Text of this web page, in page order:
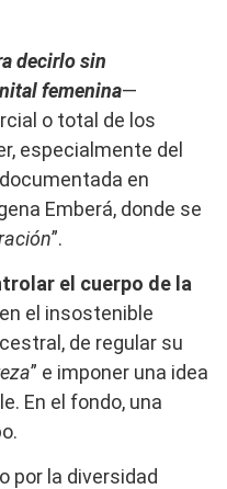
decirlo sin
femenina—
o total de los
especialmente del
en
Emberá, donde se
”.
el cuerpo de la
el insostenible
de regular su
” e imponer una idea
En el fondo, una
por la diversidad